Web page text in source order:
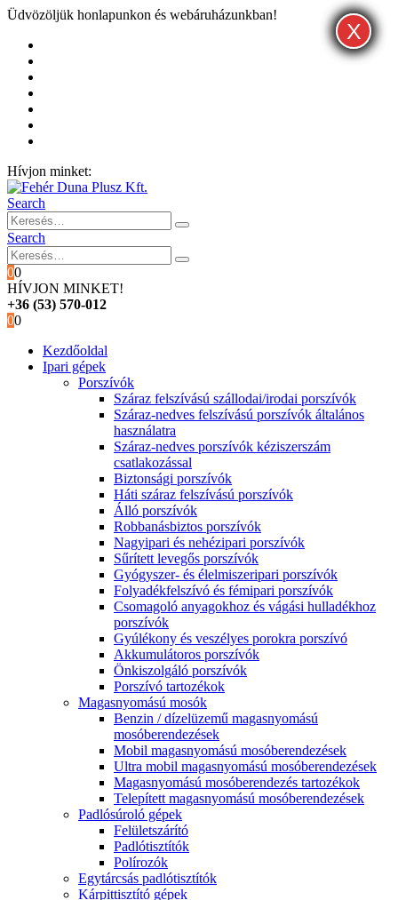
Üdvözöljük honlapunkon és webáruházunkban!
Hívjon minket:
Search
Search
00
HÍVJON MINKET!
+36 (53) 570-012
00
Kezdőoldal
Ipari gépek
Porszívók
Száraz felszívású szállodai/irodai porszívók
Száraz-nedves felszívású porszívók általános
használatra
Száraz-nedves porszívók kéziszerszám
csatlakozással
Biztonsági porszívók
Háti száraz felszívású porszívók
Álló porszívók
Robbanásbiztos porszívók
Nagyipari és nehézipari porszívók
Sűrített levegős porszívók
Gyógyszer- és élelmiszeripari porszívók
Folyadékfelszívó és fémipari porszívók
Csomagoló anyagokhoz és vágási hulladékhoz
porszívók
Gyúlékony és veszélyes porokra porszívó
Akkumulátoros porszívók
Önkiszolgáló porszívók
Porszívó tartozékok
Magasnyomású mosók
Benzin / dízelüzemű magasnyomású
mosóberendezések
Mobil magasnyomású mosóberendezések
Ultra mobil magasnyomású mosóberendezések
Magasnyomású mosóberendezés tartozékok
Telepített magasnyomású mosóberendezések
Padlósúroló gépek
Felületszárító
Padlótisztítók
Polírozók
Egytárcsás padlótisztítók
Kárpittisztító gépek
X
X
X